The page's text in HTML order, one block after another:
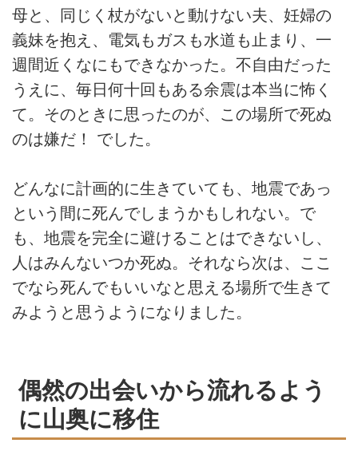
母と、同じく杖がないと動けない夫、妊婦の
義妹を抱え、電気もガスも水道も止まり、一
週間近くなにもできなかった。不自由だった
うえに、毎日何十回もある余震は本当に怖く
て。そのときに思ったのが、この場所で死ぬ
のは嫌だ！ でした。
どんなに計画的に生きていても、地震であっ
という間に死んでしまうかもしれない。で
も、地震を完全に避けることはできないし、
人はみんないつか死ぬ。それなら次は、ここ
でなら死んでもいいなと思える場所で生きて
みようと思うようになりました。
偶然の出会いから流れるよう
に山奥に移住